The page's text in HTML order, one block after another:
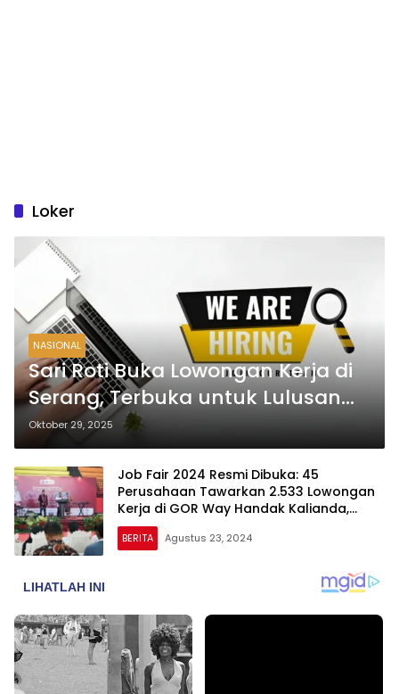
Loker
NASIONAL
Sari Roti Buka Lowongan Kerja di
Serang, Terbuka untuk Lulusan
SMA/SMK
Oktober 29, 2025
Job Fair 2024 Resmi Dibuka: 45
Perusahaan Tawarkan 2.533 Lowongan
Kerja di GOR Way Handak Kalianda,
Jangan Lewatkan!
BERITA Agustus 23, 2024